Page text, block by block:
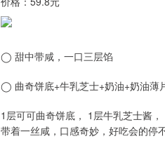
◯ 甜中带咸，一口三层馅
◯ 曲奇饼底+牛乳芝士+奶油+奶油薄
1层可可曲奇饼底， 1层牛乳芝士酱
带着一丝咸，口感奇妙，好吃会的停